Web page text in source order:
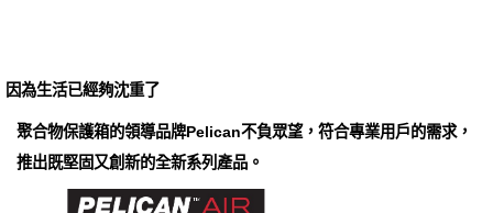
因為生活已經夠沈重了
聚合物保護箱的領導品牌Pelican不負眾望，符合專業用戶的需求，
推出既堅固又創新的全新系列產品。